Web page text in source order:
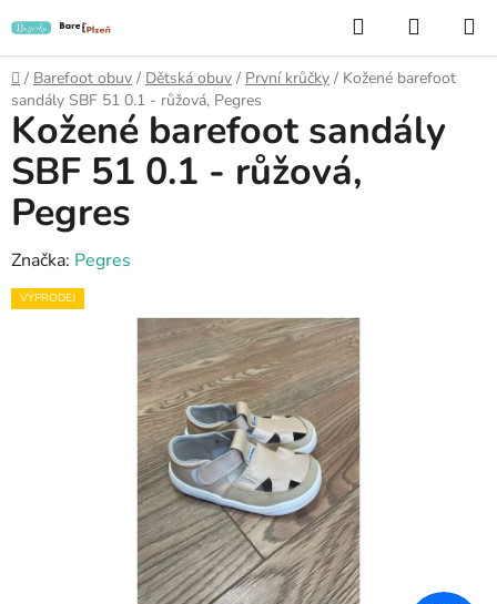
na
obsah
Hledat
KOŠÍK
Domů
/ Barefoot obuv / Dětská obuv / První krůčky / Kožené barefoot
sandály SBF 51 0.1 - růžová, Pegres
Kožené barefoot sandály
SBF 51 0.1 - růžová,
Pegres
Značka: Pegres
VÝPRODEJ